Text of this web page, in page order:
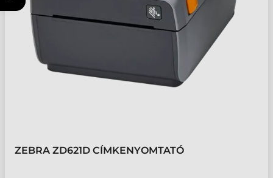
ZEBRA ZD621D CÍMKENYOMTATÓ